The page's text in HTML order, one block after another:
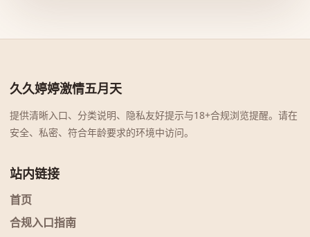
久久婷婷激情五月天
提供清晰入口、分类说明、隐私友好提示与18+合规浏览提醒。请在
安全、私密、符合年龄要求的环境中访问。
站内链接
首页
合规入口指南